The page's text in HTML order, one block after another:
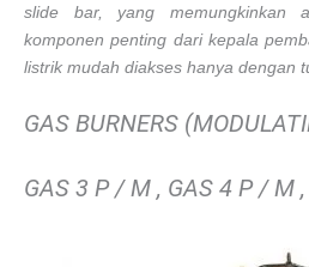
slide bar, yang memungkinkan
komponen penting dari kepala
listrik mudah diakses hanya dengan
GAS BURNERS
GAS 3 P / M , GAS 4 P / M